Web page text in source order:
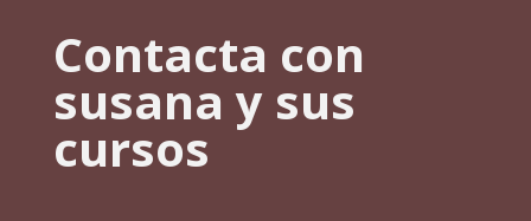
Contacta con
susana y sus
cursos